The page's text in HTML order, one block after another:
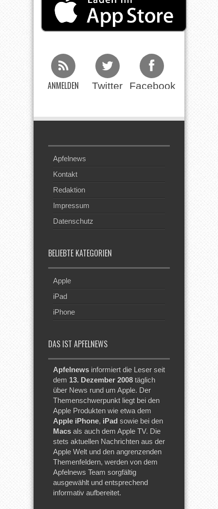
ANMELDEN Twitter Facebook
Apfelnews
Kontakt
Redaktion
Impressum
Datenschutz
BELIEBTE KATEGORIEN
Apple
iPad
iPhone
DAS IST APFELNEWS
Apfelnews informiert die Leser seit
dem 13. Dezember 2008 täglich
über News rund um Apple. Der
Themenschwerpunkt liegt bei den
Apple Produkten wie etwa dem
Apple iPhone, iPad sowie bei den
Macs als auch dem Apple TV. Die
stets aktuellen Nachrichten aus der
Apple Welt und den angrenzenden
Themenfeldern, werden von dem
Apfelnews Team sorgfältig
ausgewählt und entsprechend
informativ aufbereitet.